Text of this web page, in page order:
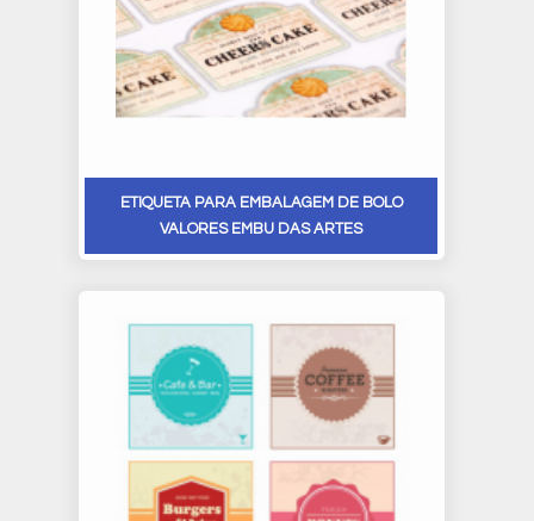
ETIQUETA PARA EMBALAGEM DE BOLO
VALORES EMBU DAS ARTES